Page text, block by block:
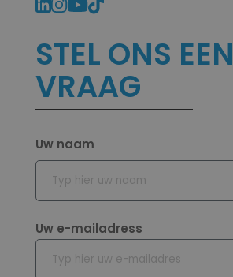
STEL ONS EEN
VRAAG
Uw naam
Uw e-mailadress